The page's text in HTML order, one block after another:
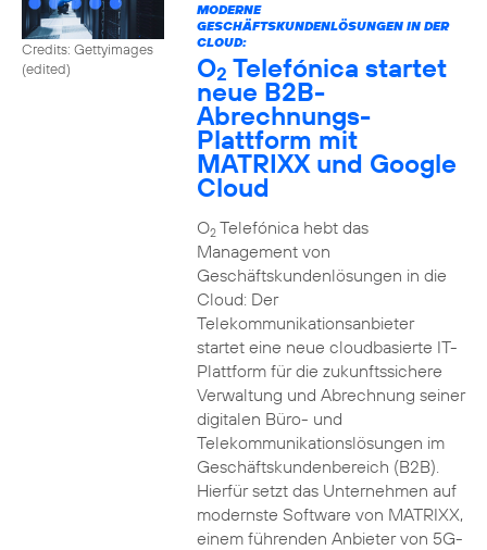
Credits: Gettyimages
(edited)
MODERNE
GESCHÄFTSKUNDENLÖSUNGEN IN DER
CLOUD:
O2 Telefónica startet
neue B2B-
Abrechnungs-
Plattform mit
MATRIXX und Google
Cloud
O2Telefónica hebt das
Management von
Geschäftskundenlösungen in die
Cloud: Der
Telekommunikationsanbieter
startet eine neue cloudbasierte IT-
Plattform für die zukunftssichere
Verwaltung und Abrechnung seiner
digitalen Büro- und
Telekommunikationslösungen im
Geschäftskundenbereich (B2B).
Hierfür setzt das Unternehmen auf
modernste Software von MATRIXX,
einem führenden Anbieter von 5G-